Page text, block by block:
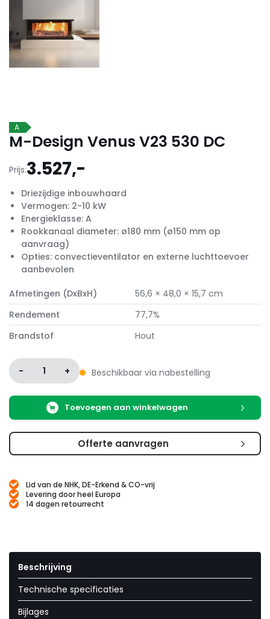
A
M-Design Venus V23 530 DC
Prijs:3.527,-
Driezijdige inbouwhaard
Vermogen: 2-10 kW
Energieklasse: A
Rookkanaal diameter: ø180 mm (ø150 mm op
aanvraag)
Opties: convectieventilator en externe luchttoevoer
aanbevolen
Afmetingen (DxBxH)
56,6 × 48,0 × 15,7 cm
Rendement
77,7%
Brandstof
Hout
- 1 + Beschikbaar via nabestelling
Toevoegen aan winkelwagen
Offerte aanvragen
Lid van de NHK, DE-Erkend & CO-vrij
Levering door heel Europa
14 dagen retourrecht
Beschrijving
Technische specificaties
Bijlages